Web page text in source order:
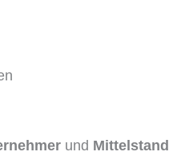
und Mittelstand